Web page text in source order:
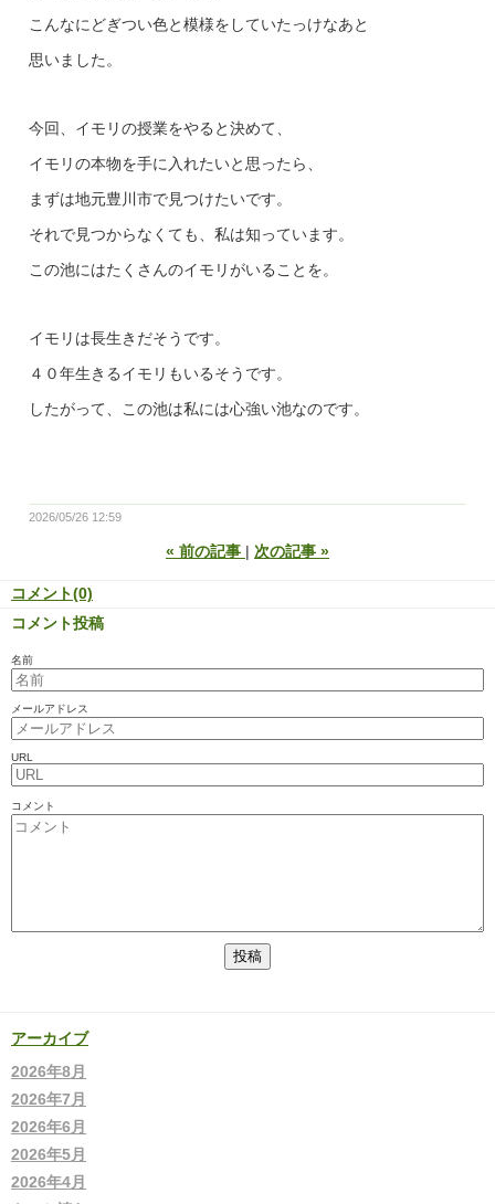
こんなにどぎつい色と模様をしていたっけなあと
思いました。
今回、イモリの授業をやると決めて、
イモリの本物を手に入れたいと思ったら、
まずは地元豊川市で見つけたいです。
それで見つからなくても、私は知っています。
この池にはたくさんのイモリがいることを。
イモリは長生きだそうです。
４０年生きるイモリもいるそうです。
したがって、この池は私には心強い池なのです。
2026/05/26 12:59
« 前の記事 次の記事 »
コメント(0)
コメント投稿
名前
メールアドレス
URL
コメント
アーカイブ
2026年8月
2026年7月
2026年6月
2026年5月
2026年4月